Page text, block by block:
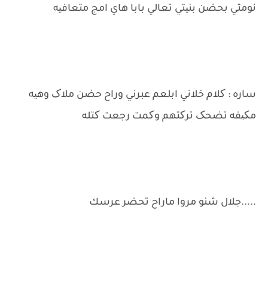
نومتي بحضن بنیتي تعالي بابا هاي امج متعافیه
ساره : کلام خلاني ابلعم عبرني وراح حضن ملاک وهیه
مکیفه تضحک ترکتهم وکمت رجعت کتله
.....جلال شنو مروا ماراح تحضر عرسك